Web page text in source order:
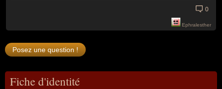
0
Ephralesther
Fiche d'identité